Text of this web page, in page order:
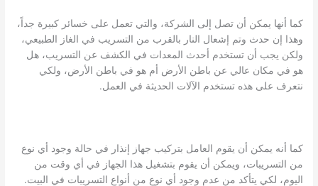
كما أنها يمكن أن تصل إلى الشركة، والتي تعمل على خسائر كبيرة جداً،
وهذا إن حدث وتم إشعال النار بالقرب من التسريب في الغاز الطبيعي،
ولكن يجب أن تستخدم أحدث المعدات في الكشف عن التسريب، هل
هو في مكان عالي عن باطن الأرض أم هو في باطن الأرض، ولكي
نتعرف على هذه تستخدم الآلات الحديثة في العمل.
كما أنه يمكن أن يقوم العامل بتركيب جهاز إنذار في حالة وجود أي نوع
من التسريبات، ويمكن أن يقوم بتشغيل هذا الجهاز في أي وقت من
اليوم، لكي يتأكد من عدم وجود أي نوع من أنواع التسريبات في البيت.